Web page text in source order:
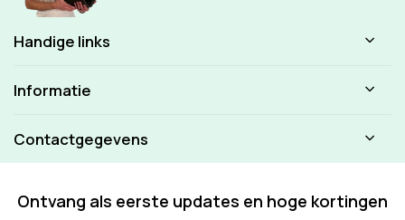
Handige links
Informatie
Contactgegevens
Ontvang als eerste updates en hoge kortingen